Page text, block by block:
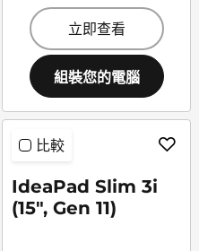
立即查看
組裝您的電腦
比較
IdeaPad Slim 3i
(15", Gen 11)